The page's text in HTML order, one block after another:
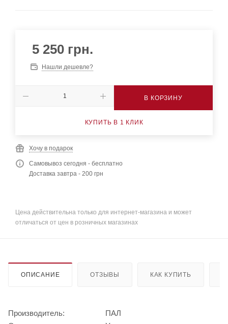
5 250 грн.
Нашли дешевле?
В КОРЗИНУ
КУПИТЬ В 1 КЛИК
Хочу в подарок
Самовывоз сегодня - бесплатно
Доставка завтра - 200 грн
Цена действительна только для интернет-магазина и может
отличаться от цен в розничных магазинах
ОПИСАНИЕ ОТЗЫВЫ КАК КУПИТЬ
Производитель:
ПАЛ